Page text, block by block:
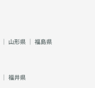
｜ 山形県 ｜ 福島県
｜ 福井県